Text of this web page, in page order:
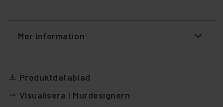
Mer information
file_download Produktdatablad
arrow_right_alt Visualisera i Murdesignern